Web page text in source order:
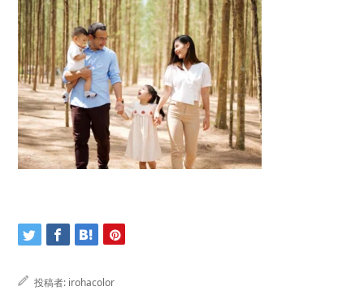
投稿者: irohacolor